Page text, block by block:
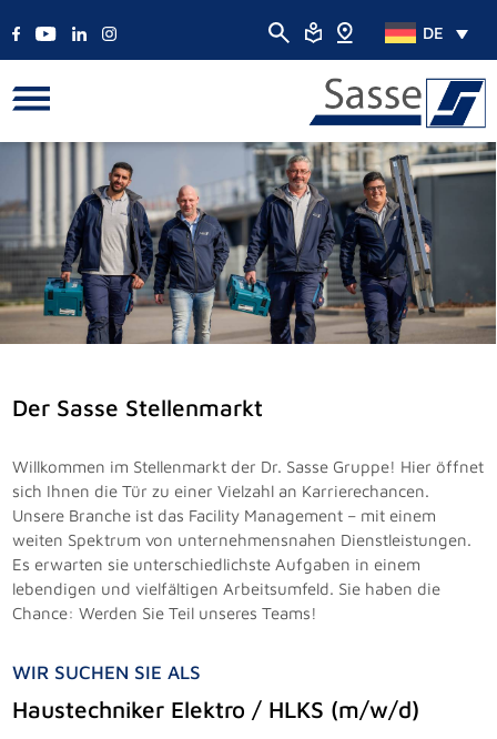
DE
Der Sasse Stellenmarkt
Willkommen im Stellenmarkt der Dr. Sasse Gruppe! Hier öffnet
sich Ihnen die Tür zu einer Vielzahl an Karrierechancen.
Unsere Branche ist das Facility Management – mit einem
weiten Spektrum von unternehmensnahen Dienstleistungen.
Es erwarten sie unterschiedlichste Aufgaben in einem
lebendigen und vielfältigen Arbeitsumfeld. Sie haben die
Chance: Werden Sie Teil unseres Teams!
WIR SUCHEN SIE ALS
Haustechniker Elektro / HLKS (m/w/d)